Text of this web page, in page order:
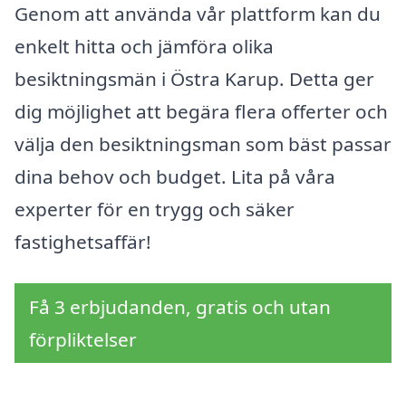
Genom att använda vår plattform kan du
enkelt hitta och jämföra olika
besiktningsmän i Östra Karup. Detta ger
dig möjlighet att begära flera offerter och
välja den besiktningsman som bäst passar
dina behov och budget. Lita på våra
experter för en trygg och säker
fastighetsaffär!
Få 3 erbjudanden, gratis och utan
förpliktelser